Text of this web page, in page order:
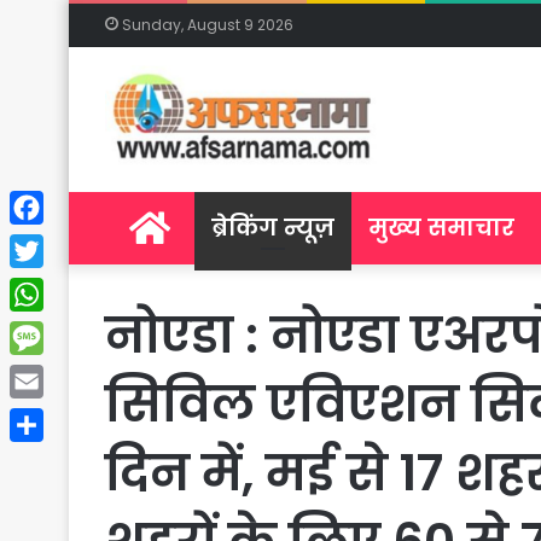
Sunday, August 9 2026
Homeब्रेकिंग न्यूज़ मुख्य समाचार
नोएडा : नोएडा
सिविल एविएशन
दिन में, मई से 17
Facebook
Twitter
WhatsApp
Message
Email